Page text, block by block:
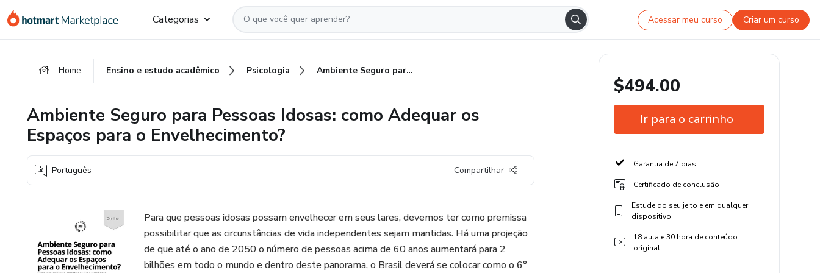
para
para
para
Categorias Acessar meu curso Criar um curso
Home Ensino e estudo acadêmico Psicologia Ambiente Seguro para Pessoas Idosas: como Adequar os Espaços para o Envelhecimento?
Ambiente Seguro para Pessoas Idosas: como Adequar os
Espaços para o Envelhecimento?
Português Compartilhar
Para que pessoas idosas possam envelhecer em seus lares, devemos ter como premissa
possibilitar que as circunstâncias de vida independentes sejam mantidas. Há uma projeção
de que até o ano de 2050 o número de pessoas acima de 60 anos aumentará para 2
bilhões em todo o mundo e dentro deste panorama, o Brasil deverá se colocar como o 6°
$494.00
Ir para o carrinho
Garantia de 7 dias
Certificado de conclusão
Estude do seu jeito e em qualquer
dispositivo
18 aula e 30 hora de conteúdo
original